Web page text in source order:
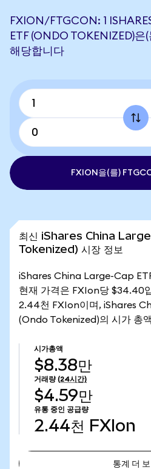
FXION/FTGCON: 1
ETF (ONDO TOKENIZED)은(
해당합니다
FXION을(를)
최신 iShares China
Tokenized) 시장 정보
iShares China Large-Cap
현재 가격은 FXIon당 $34.40
2.44천 FXIon이며, iShares
(Ondo Tokenized)의 시가 총
시가총액
$8.38만
거래량 (24시간)
$4.59만
유통 중인 공급량
2.44천 FXIon
통계 더 보